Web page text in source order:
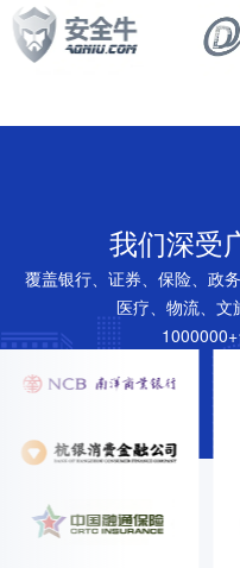
我们深受
覆盖银行、证券、保险、政
医疗、物流、文